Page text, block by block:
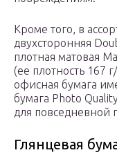
Кроме того, в
двухсторонняя
плотная матовая
(ее плотность 167
офисная бумага
бумага Photo
для повседневной
Глянцевая